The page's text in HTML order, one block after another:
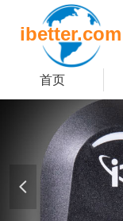
首页
ibetter.com
넳